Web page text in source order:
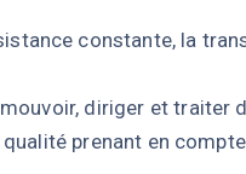
constante, la
diriger et traiter
prenant en